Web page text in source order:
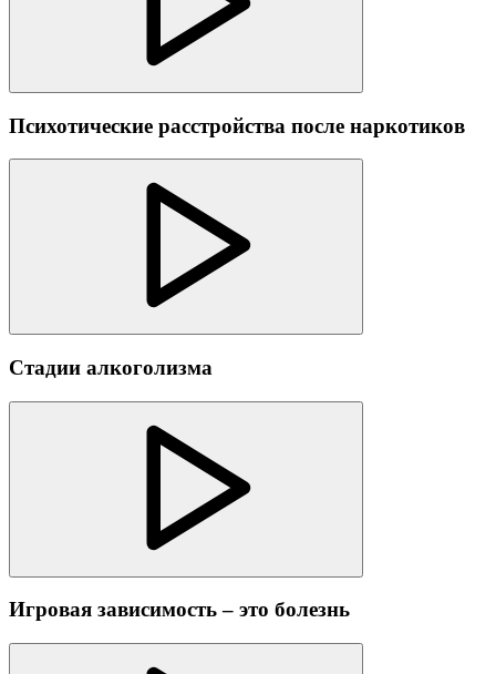
Психотические расстройства после наркотиков
Стадии алкоголизма
Игровая зависимость – это болезнь